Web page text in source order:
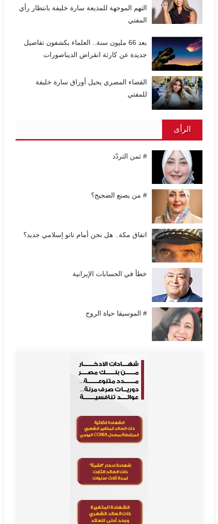
التهم الموجهة للمذيعة سارة خليفة بانتظار رأي
المفتي
بعد 66 مليون سنة.. العلماء يكشفون تفاصيل
جديدة عن كارثة انقراض الديناصورات
القضاء المصري يحيل أوراق سارة خليفة
للمفتي
الرأى
# ثمن التردّد
# من يصنع الضجيج؟
اتفاق مكة.. هل نحن أمام ناتو إسلامي جديد؟
خطأ في الحسابات الإيرانية
# الموسيقا حياة الروح